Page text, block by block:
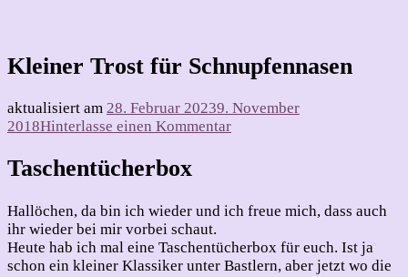
Kleiner Trost für Schnupfennasen
aktualisiert am 28. Februar 20239. November
2018Hinterlasse einen Kommentarzu
Taschentücherbox
Hallöchen, da bin ich wieder und ich freue mich, dass auch
ihr wieder bei mir vorbei schaut.
Heute hab ich mal eine Taschentücherbox für euch. Ist ja
schon ein kleiner Klassiker unter Bastlern, aber jetzt wo die